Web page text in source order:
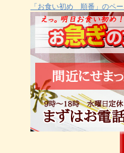
「お食い初め 順番」のペ